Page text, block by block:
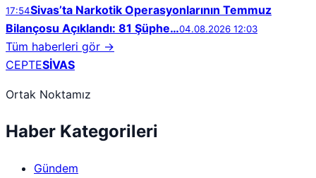
17:54Sivas’ta Narkotik Operasyonlarının Temmuz
Bilançosu Açıklandı: 81 Şüphe…04.08.2026 12:03
Tüm haberleri gör →
CEPTESİVAS
Ortak Noktamız
Haber Kategorileri
Gündem